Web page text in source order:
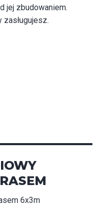
jej zbudowaniem.
zasługujesz.
6x3m